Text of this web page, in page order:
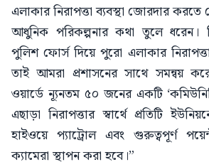
এলাকার নিরাপত্তা ব্যবস্থা জোরদার
আধুনিক পরিকল্পনার কথা তুলে ধরেন।
পুলিশ ফোর্স দিয়ে পুরো এলাকার
তাই আমরা প্রশাসনের সাথে সমন্বয়
ওয়ার্ডে ন্যূনতম ৫০ জনের একটি
এছাড়া নিরাপত্তার স্বার্থে প্রতিটি
হাইওয়ে প্যাট্রোল এবং গুরুত্বপূর্ণ
ক্যামেরা স্থাপন করা হবে।”